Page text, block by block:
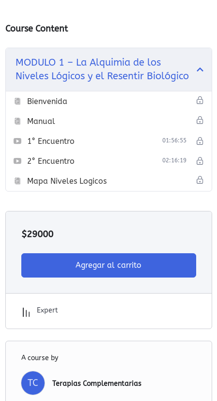
Course Content
MODULO 1 – La Alquimia de los
Niveles Lógicos y el Resentir Biológico
Bienvenida
Manual
1° Encuentro 01:56:55
2° Encuentro 02:16:19
Mapa Niveles Logicos
$29000
Agregar al carrito
Expert
A course by
TC Terapias Complementarias